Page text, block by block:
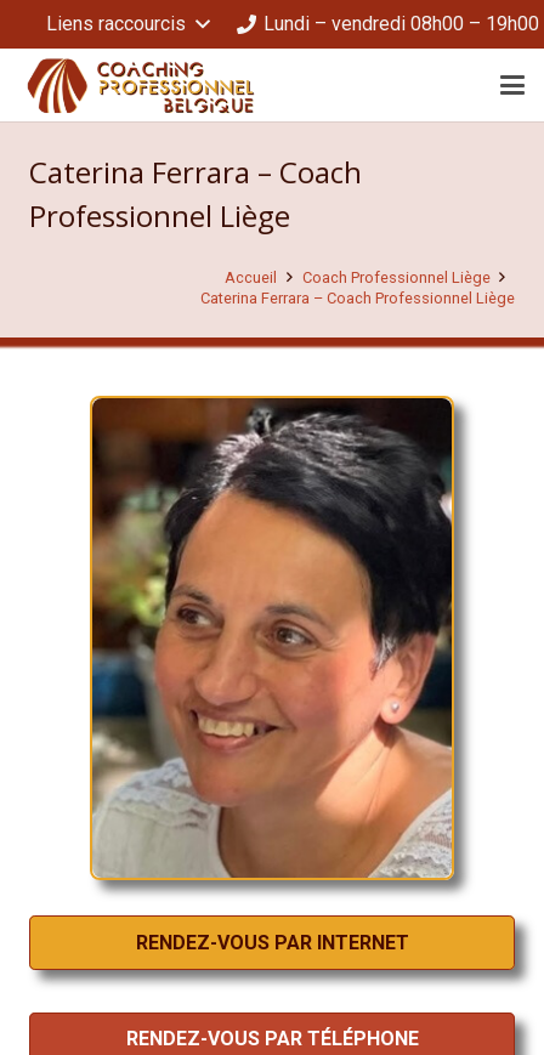
Liens raccourcis Lundi – vendredi 08h00 – 19h00
Caterina Ferrara – Coach
Professionnel Liège
Accueil
Coach Professionnel Liège
Caterina Ferrara – Coach Professionnel Liège
RENDEZ-VOUS PAR INTERNET
RENDEZ-VOUS PAR TÉLÉPHONE